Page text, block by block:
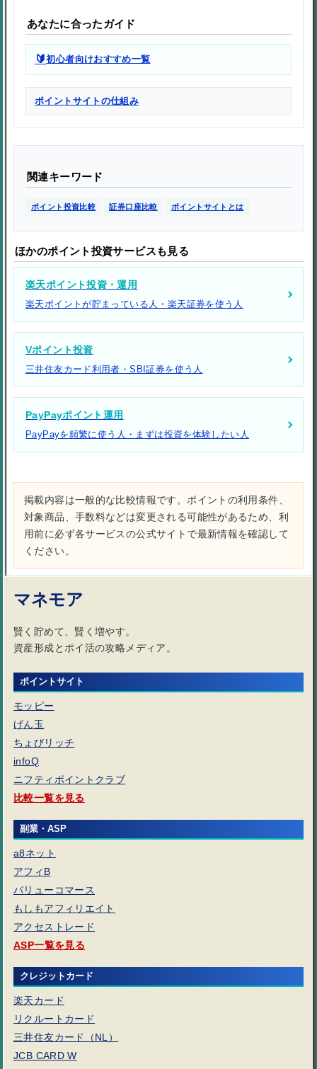
あなたに合ったガイド
🔰初心者向けおすすめ一覧
ポイントサイトの仕組み
関連キーワード
ポイント投資比較 証券口座比較 ポイントサイトとは
ほかのポイント投資サービスも見る
楽天ポイント投資・運用
楽天ポイントが貯まっている人・楽天証券を使う人
Vポイント投資
三井住友カード利用者・SBI証券を使う人
PayPayポイント運用
PayPayを頻繁に使う人・まずは投資を体験したい人
掲載内容は一般的な比較情報です。ポイントの利用条件、
対象商品、手数料などは変更される可能性があるため、利
用前に必ず各サービスの公式サイトで最新情報を確認して
ください。
マネモア
賢く貯めて、賢く増やす。
資産形成とポイ活の攻略メディア。
ポイントサイト
モッピー
げん玉
ちょびリッチ
infoQ
ニフティポイントクラブ
比較一覧を見る
副業・ASP
a8ネット
アフィB
バリューコマース
もしもアフィリエイト
アクセストレード
ASP一覧を見る
クレジットカード
楽天カード
リクルートカード
三井住友カード（NL）
JCB CARD W